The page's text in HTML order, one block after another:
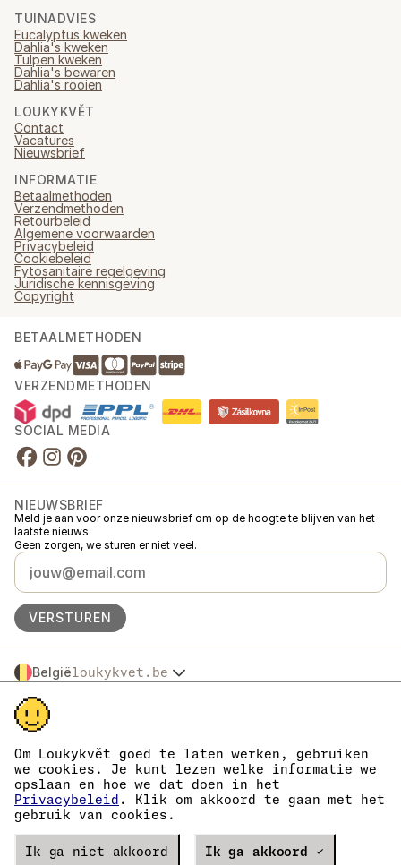
Om Loukykvět goed te laten werken, gebruiken
we cookies. Je kunt lezen welke informatie we
opslaan en hoe we dat doen in het
Privacybeleid . Klik om akkoord te gaan met het
gebruik van cookies.
Ik ga niet akkoord Ik ga akkoord ✓
TUINADVIES
Eucalyptus kweken
Dahlia's kweken
Tulpen kweken
Dahlia's bewaren
Dahlia's rooien
LOUKYKVĚT
Contact
Vacatures
Nieuwsbrief
INFORMATIE
Betaalmethoden
Verzendmethoden
Retourbeleid
Algemene voorwaarden
Privacybeleid
Cookiebeleid
Fytosanitaire regelgeving
Juridische kennisgeving
Copyright
BETAALMETHODEN
VERZENDMETHODEN
SOCIAL MEDIA
NIEUWSBRIEF
Meld je aan voor onze nieuwsbrief om op de hoogte te blijven van het
laatste nieuws.
Geen zorgen, we sturen er niet veel.
VERSTUREN
Belgiëloukykvet.be
Slovensko
Polska
Österreich
Deutschland
France
Danmark
Eesti
España
Suomi
© 2016 →
Loukykvět s.r.o. staat ingeschreven in het handelsregister van de
We zijn aangesloten bij het EKO-KOM-systeem onder nummer
EKF00180493.
Wij geven plantenpaspoorten af onder registratienummer 0636.
Ons registratienummer is 05663687, het btw-nummer is CZ05663687.
Het ID van de data box is eng827q.
Het EORI-nummer is CZ05663687.
Verze
20302 PRODUCTION